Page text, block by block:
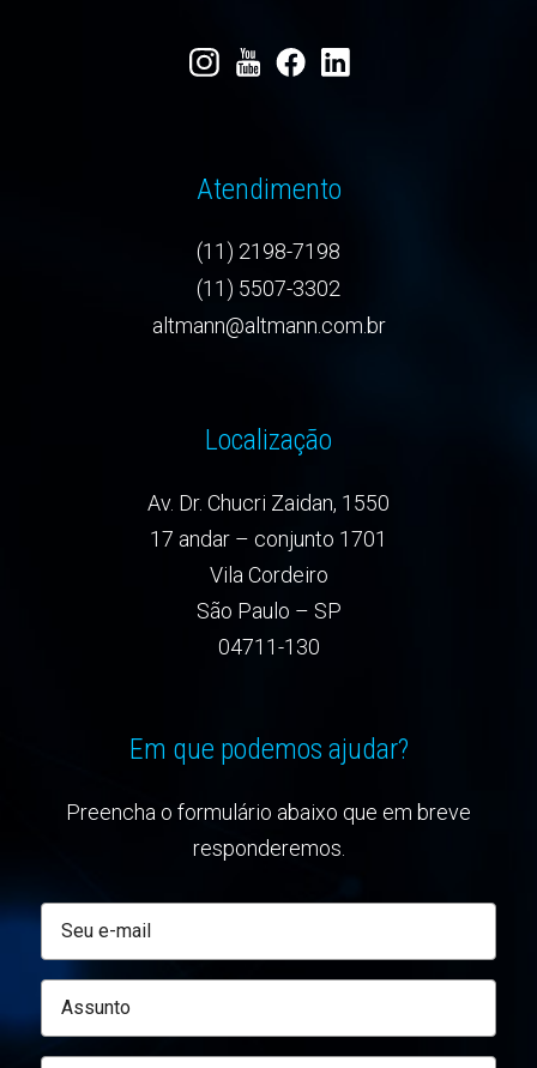
Atendimento
(11) 2198-7198
(11) 5507-3302
altmann@altmann.com.br
Localização
Av. Dr. Chucri Zaidan, 1550
17 andar – conjunto 1701
Vila Cordeiro
São Paulo – SP
04711-130
Em que podemos ajudar?
Preencha o formulário abaixo que em breve
responderemos.